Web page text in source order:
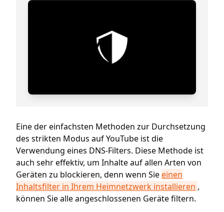
Eine der einfachsten Methoden zur Durchsetzung
des strikten Modus auf YouTube ist die
Verwendung eines DNS-Filters. Diese Methode ist
auch sehr effektiv, um Inhalte auf allen Arten von
Geräten zu blockieren, denn wenn Sie einen
Inhaltsfilter in Ihrem Heimnetzwerk installieren ,
können Sie alle angeschlossenen Geräte filtern.